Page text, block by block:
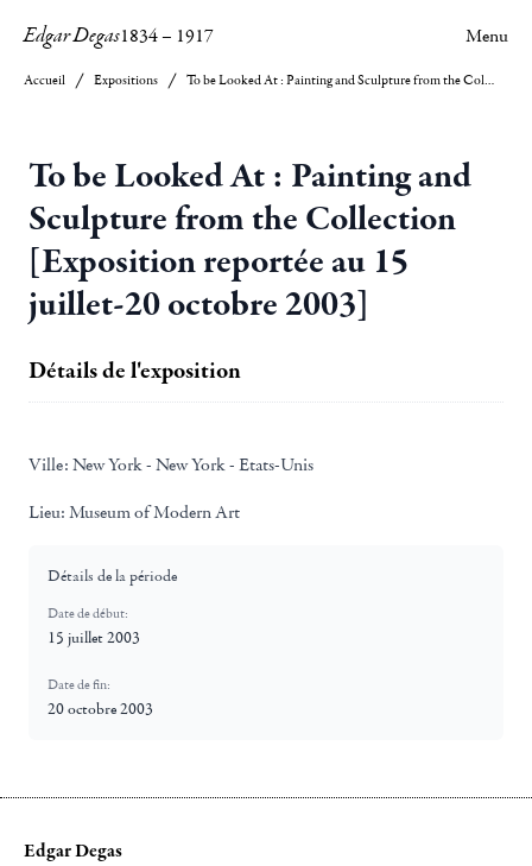
Edgar Degas1834– 1917 Menu
Accueil Expositions To be Looked At : Painting and Sculpture from the Collection [Exposition reportée au 15 juillet-20 octobre 2003]
To be Looked At : Painting and
Sculpture from the Collection
[Exposition reportée au 15
juillet-20 octobre 2003]
Détails de l'exposition
Ville: New York - New York - Etats-Unis
Lieu: Museum of Modern Art
Détails de la période
Date de début:
15 juillet 2003
Date de fin:
20 octobre 2003
Edgar Degas